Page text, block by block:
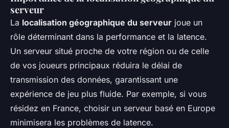
serveur
La localisation géographique du serveur joue un
rôle déterminant dans la performance et la latence.
Un serveur situé proche de votre région ou de celle
de vos joueurs principaux réduira le délai de
transmission des données, garantissant une
expérience de jeu plus fluide. Par exemple, si vous
résidez en France, choisir un serveur basé en Europe
minimisera les problèmes de latence.